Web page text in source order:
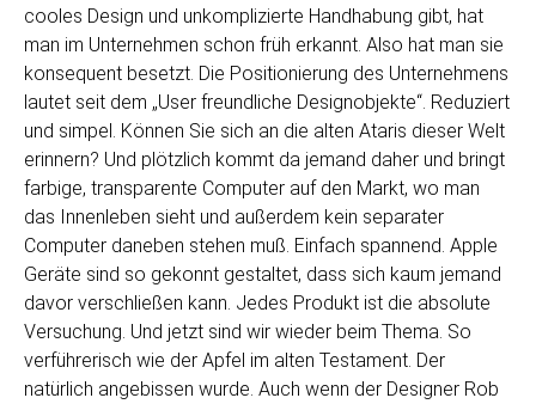
cooles Design und unkomplizierte Handhabung gibt, hat
man im Unternehmen schon früh erkannt. Also hat man sie
konsequent besetzt. Die Positionierung des Unternehmens
lautet seit dem „User freundliche Designobjekte“. Reduziert
und simpel. Können Sie sich an die alten Ataris dieser Welt
erinnern? Und plötzlich kommt da jemand daher und bringt
farbige, transparente Computer auf den Markt, wo man
das Innenleben sieht und außerdem kein separater
Computer daneben stehen muß. Einfach spannend. Apple
Geräte sind so gekonnt gestaltet, dass sich kaum jemand
davor verschließen kann. Jedes Produkt ist die absolute
Versuchung. Und jetzt sind wir wieder beim Thema. So
verführerisch wie der Apfel im alten Testament. Der
natürlich angebissen wurde. Auch wenn der Designer Rob